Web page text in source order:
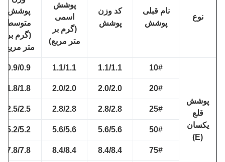
نام قبلی
پوشش
کد وزن
پوشش
پوشش
اسمی
(گرم بر
متر مربع)
پوشش
متوسط
(گرم بر
متر مربع)
پوشش
یکسان
1.1/1.1
1.1/1.1
0.9/0.9
2.0/2.0
2.0/2.0
1.8/1.8
2.8/2.8
2.8/2.8
2.5/2.5
5.6/5.6
5.6/5.6
5.2/5.2
8.4/8.4
8.4/8.4
7.8/7.8